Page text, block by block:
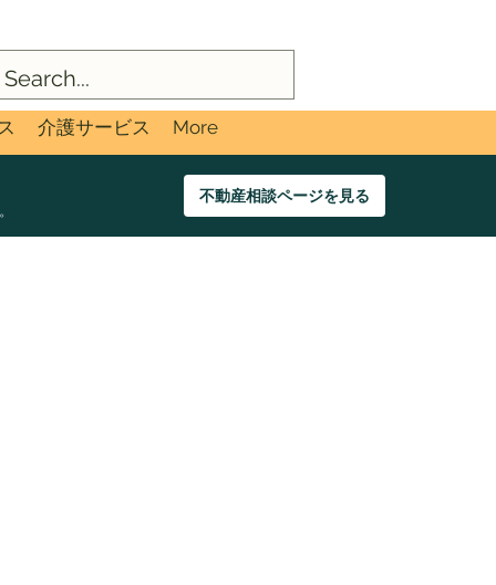
介護サービス More
不動産相談ページを見る